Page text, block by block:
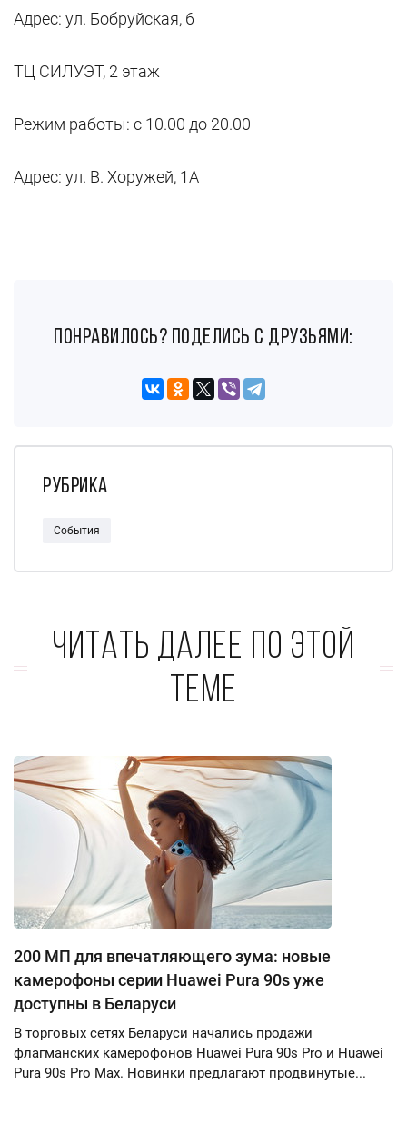
Адрес: ул. Бобруйская, 6
ТЦ СИЛУЭТ, 2 этаж
Режим работы: с 10.00 до 20.00
Адрес: ул. В. Хоружей, 1А
понравилось? поделись с друзьями:
Рубрика
События
Читать далее по этой
теме
200 МП для впечатляющего зума: новые
камерофоны серии Huawei Pura 90s уже
доступны в Беларуси
В торговых сетях Беларуси начались продажи
флагманских камерофонов Huawei Pura 90s Pro и Huawei
Pura 90s Pro Max. Новинки предлагают продвинутые...